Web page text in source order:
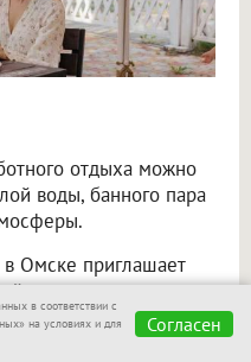
отдыха можно
воды, банного пара
в Омске приглашает
даже в прохладную
целый день
остаться
в соответствии с
на условиях и для
Согласен